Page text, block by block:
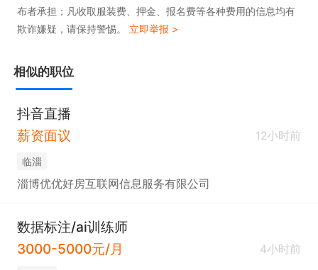
布者承担；凡收取服装费、押金、报名费等各种费用的信息均有
欺诈嫌疑，请保持警惕。 立即举报 >
相似的职位
抖音直播
薪资面议
12小时前
临淄
淄博优优好房互联网信息服务有限公司
数据标注/ai训练师
3000-5000元/月
4小时前